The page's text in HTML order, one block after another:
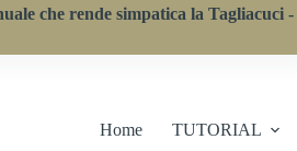
che rende simpatica la Tagliacuci -
Home TUTORIAL